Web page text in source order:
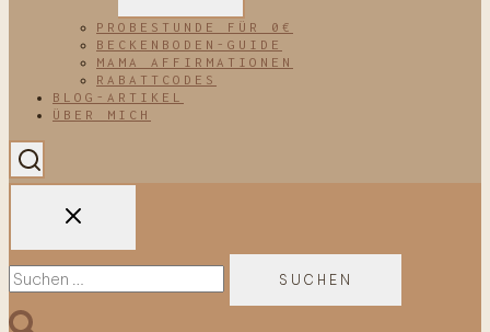
PROBESTUNDE FÜR 0€
BECKENBODEN-GUIDE
MAMA AFFIRMATIONEN
RABATTCODES
BLOG-ARTIKEL
ÜBER MICH
Suchen
nach: